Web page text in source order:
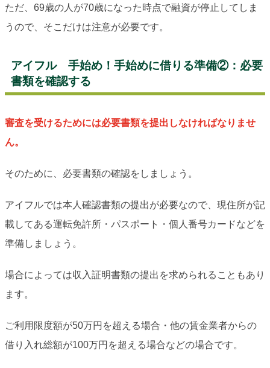
ただ、69歳の人が70歳になった時点で融資が停止してしま
うので、そこだけは注意が必要です。
アイフル 手始め！手始めに借りる準備②：必要
書類を確認する
審査を受けるためには必要書類を提出しなければなりませ
ん。
そのために、必要書類の確認をしましょう。
アイフルでは本人確認書類の提出が必要なので、現住所が記
載してある運転免許所・パスポート・個人番号カードなどを
準備しましょう。
場合によっては収入証明書類の提出を求められることもあり
ます。
ご利用限度額が50万円を超える場合・他の賃金業者からの
借り入れ総額が100万円を超える場合などの場合です。